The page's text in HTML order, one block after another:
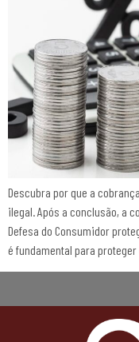
Descubra por que a
ilegal. Após a conclusão, a
Defesa do Consumidor
é fundamental para